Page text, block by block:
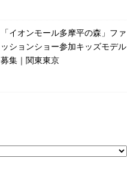
「イオンモール多摩平の森」ファ
ッションショー参加キッズモデル
募集｜関東東京